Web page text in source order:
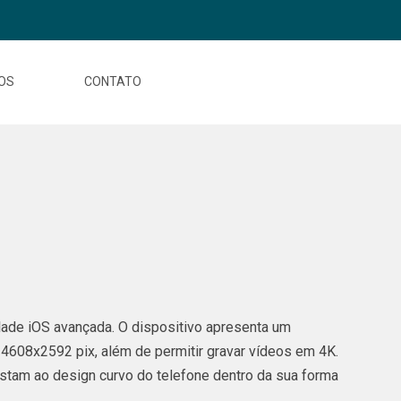
CONTATO
iOS avançada. O dispositivo apresenta um
pix, além de permitir gravar vídeos em 4K.
ao design curvo do telefone dentro da sua forma